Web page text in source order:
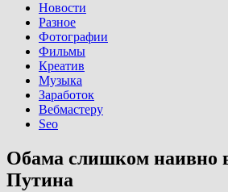
Новости
Разное
Фотографии
Фильмы
Креатив
Музыка
Заработок
Вебмастеру
Seo
Обама слишком наивно
Путина